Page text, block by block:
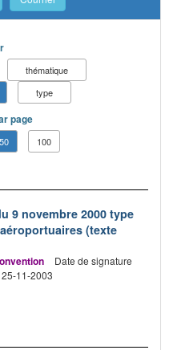
thématique
type
page
50 100
9 novembre 2000 type
(texte
Date de signature
11-2003